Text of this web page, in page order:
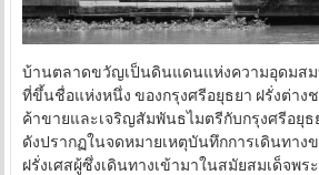
บ้านตลาดขวัญเป็นดินแดนแห่งความอุดมส
ที่ขึ้นชื่อแห่งหนึ่ง ของกรุงศรีอยุธยา ฝรั่งต่าง
ค้าขายและเจริญสัมพันธไมตรีกับกรุงศรีอยุธ
ดังปรากฏในจดหมายเหตุบันทึกการเดินทาง
ฝรั่งเศสผู้ซึ่งเดินทางเข้ามาในสมัยสมเด็จพ